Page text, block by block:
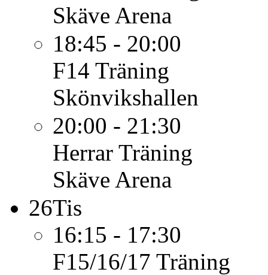
Skäve Arena
18:45 - 20:00
F14 Träning
Skönvikshallen
20:00 - 21:30
Herrar Träning
Skäve Arena
26Tis
16:15 - 17:30
F15/16/17 Träning